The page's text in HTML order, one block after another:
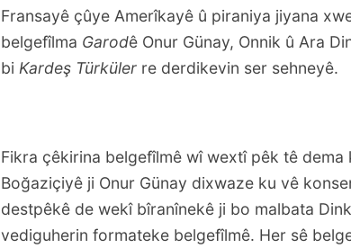
Fransayê çûye Amerîkayê û piraniya jiyana
belgefîlma Garodê Onur Günay, Onnik û Ara
bi Kardeş Türküler re derdikevin ser sehneyê.
Fikra çêkirina belgefîlmê wî wextî pêk tê
Boğaziçiyê ji Onur Günay dixwaze ku vê
destpêkê de wekî bîranînekê ji bo malbata
vediguherin formateke belgefîlmê. Her sê